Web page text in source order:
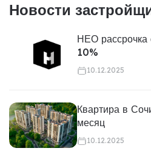
Новости
НЕО рассрочка
10%
10.12.2025
Квартира в
месяц
10.12.2025